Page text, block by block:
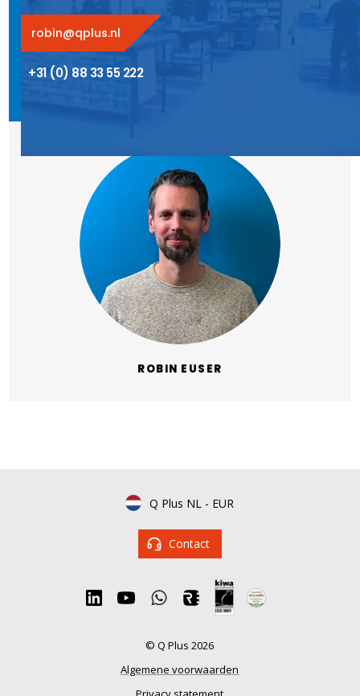
robin@qplus.nl
+31 (0) 88 33 55 222
ROBIN EUSER
Q Plus NL - EUR
Contact
© Q Plus 2026
Algemene voorwaarden